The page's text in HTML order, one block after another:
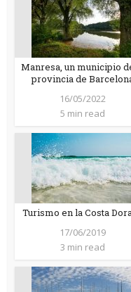
Manresa, un municipio
provincia de
16/05/2022
5 min read
Turismo en la Costa
17/06/2019
3 min read